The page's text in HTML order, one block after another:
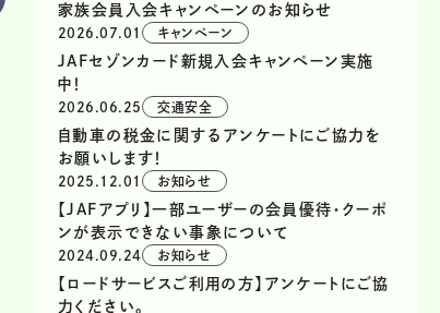
家族会員入会キャンペーンのお知らせ
2026.07.01 キャンペーン
JAFセゾンカード新規入会キャンペーン実施
中！
2026.06.25 交通安全
自動車の税金に関するアンケートにご協力を
お願いします！
2025.12.01 お知らせ
【JAFアプリ】一部ユーザーの会員優待・クーポ
ンが表示できない事象について
2024.09.24 お知らせ
【ロードサービスご利用の方】アンケートにご協
力ください。